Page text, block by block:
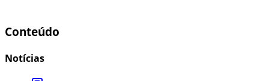
Conteúdo
Notícias